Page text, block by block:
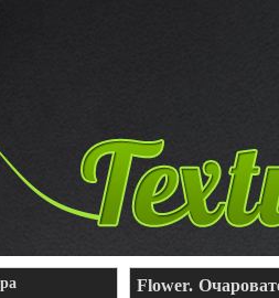
Flower.